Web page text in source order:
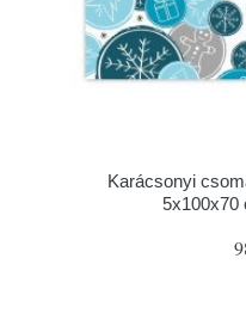
Karácsonyi
5x100x70